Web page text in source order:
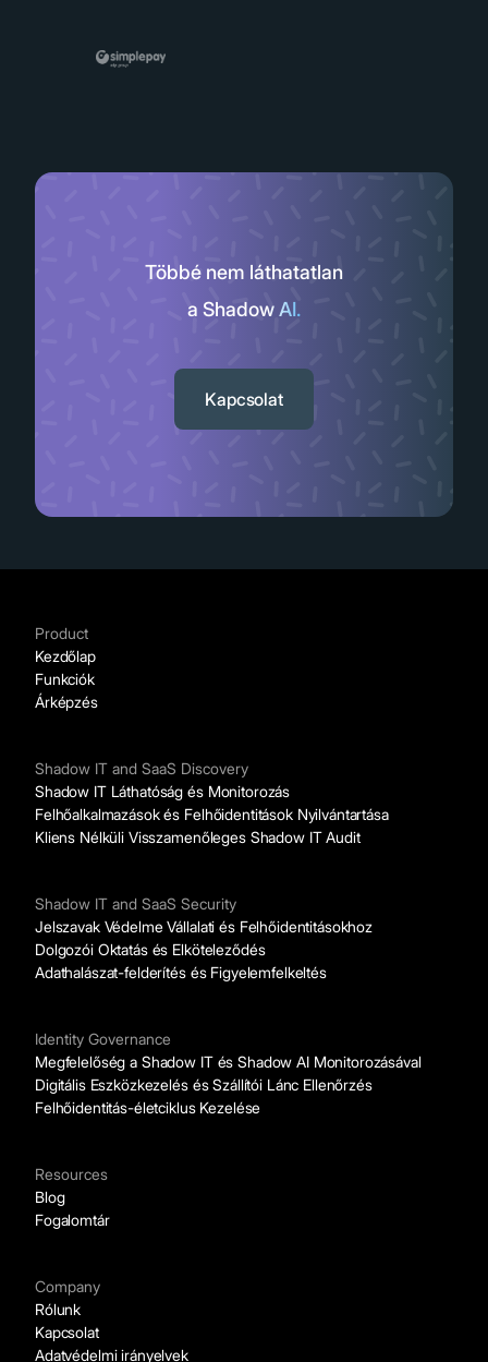
Többé nem láthatatlan
a Shadow AI.
Kapcsolat
Product
Kezdőlap
Funkciók
Árképzés
Shadow IT and SaaS Discovery
Shadow IT Láthatóság és Monitorozás
Felhőalkalmazások és Felhőidentitások Nyilvántartása
Kliens Nélküli Visszamenőleges Shadow IT Audit
Shadow IT and SaaS Security
Jelszavak Védelme Vállalati és Felhőidentitásokhoz
Dolgozói Oktatás és Elköteleződés
Adathalászat-felderítés és Figyelemfelkeltés
Identity Governance
Megfelelőség a Shadow IT és Shadow AI Monitorozásával
Digitális Eszközkezelés és Szállítói Lánc Ellenőrzés
Felhőidentitás-életciklus Kezelése
Resources
Blog
Fogalomtár
Company
Rólunk
Kapcsolat
Adatvédelmi irányelvek